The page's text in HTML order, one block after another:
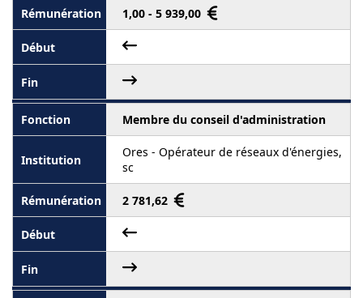
1,00 - 5 939,00
Membre du conseil d'administration
Ores - Opérateur de réseaux d'énergies,
sc
2 781,62